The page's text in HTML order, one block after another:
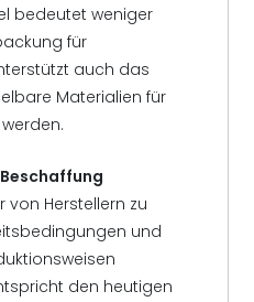
bedeutet weniger
für
auch das
Materialien für
von Herstellern zu
und
den heutigen